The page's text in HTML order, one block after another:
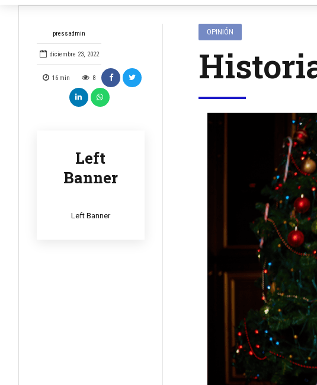
pressadmin
diciembre 23, 2022
16 min 8
Left
Banner
Left Banner
OPINIÓN